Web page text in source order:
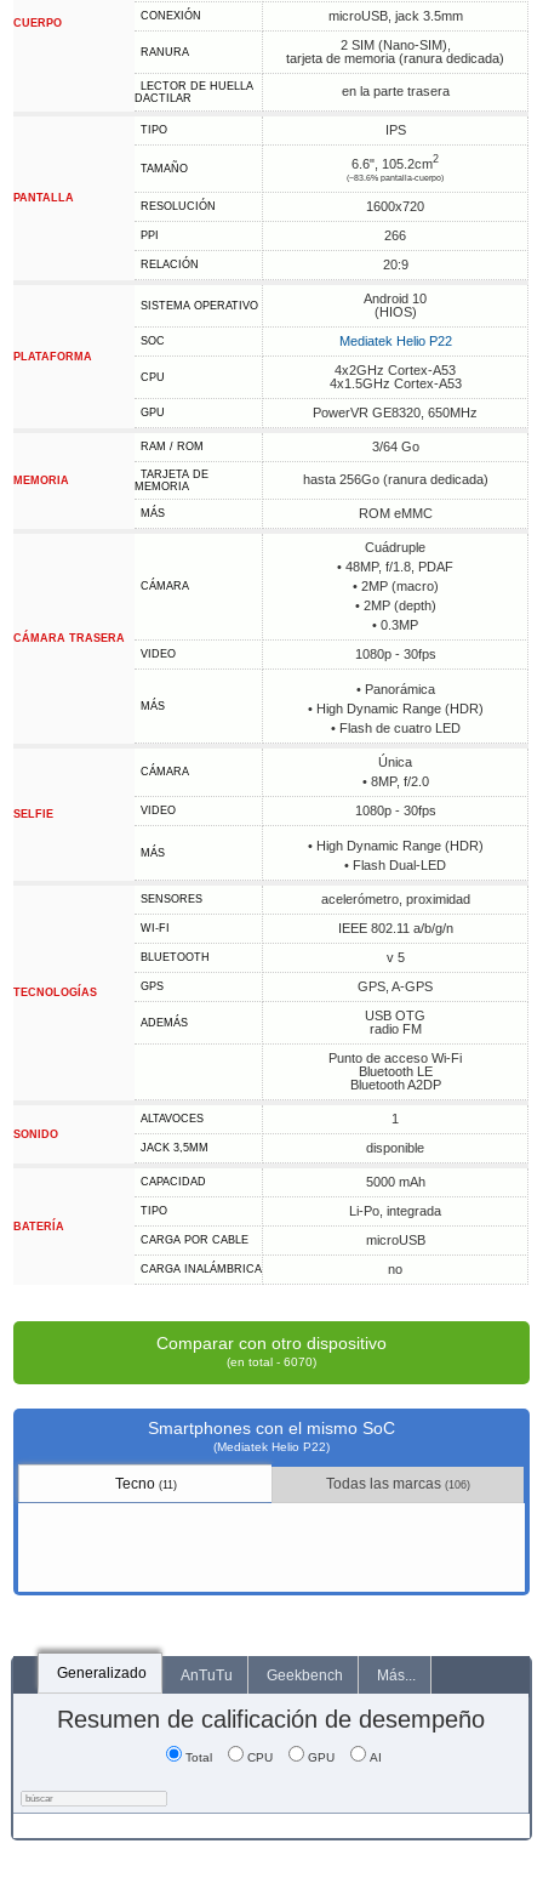
CUERPO
CONEXIÓN microUSB, jack 3.5mm
RANURA
2 SIM (Nano-SIM),
tarjeta de memoria (ranura dedicada)
LECTOR DE HUELLA
DACTILAR
en la parte trasera
PANTALLA
TIPO IPS
TAMAÑO 6.6", 105.2cm2
(~83.6% pantalla-cuerpo)
RESOLUCIÓN 1600x720
PPI 266
RELACIÓN 20:9
PLATAFORMA
SISTEMA OPERATIVO
Android 10
(HIOS)
SOC Mediatek Helio P22
CPU
4x2GHz Cortex-A53
4x1.5GHz Cortex-A53
GPU PowerVR GE8320, 650MHz
MEMORIA
RAM / ROM 3/64 Go
TARJETA DE
MEMORIA
hasta 256Go (ranura dedicada)
MÁS ROM eMMC
CÁMARA TRASERA
CÁMARA
Cuádruple
• 48MP, f/1.8, PDAF
• 2MP (macro)
• 2MP (depth)
• 0.3MP
VIDEO 1080p - 30fps
MÁS
• Panorámica
• High Dynamic Range (HDR)
• Flash de cuatro LED
SELFIE
CÁMARA
Única
• 8MP, f/2.0
VIDEO 1080p - 30fps
MÁS
• High Dynamic Range (HDR)
• Flash Dual-LED
TECNOLOGÍAS
SENSORES acelerómetro, proximidad
WI-FI IEEE 802.11 a/b/g/n
BLUETOOTH v 5
GPS GPS, A-GPS
ADEMÁS
USB OTG
radio FM
Punto de acceso Wi-Fi
Bluetooth LE
Bluetooth A2DP
SONIDO
ALTAVOCES 1
JACK 3,5MM disponible
BATERÍA
CAPACIDAD 5000 mAh
TIPO Li-Po, integrada
CARGA POR CABLE microUSB
CARGA INALÁMBRICA no
Comparar con otro dispositivo
(en total - 6070)
Smartphones con el mismo SoC
(Mediatek Helio P22)
Tecno (11) Todas las marcas(106)
Generalizado AnTuTu Geekbench Más...
Resumen de calificación de desempeño
Total CPU GPU AI